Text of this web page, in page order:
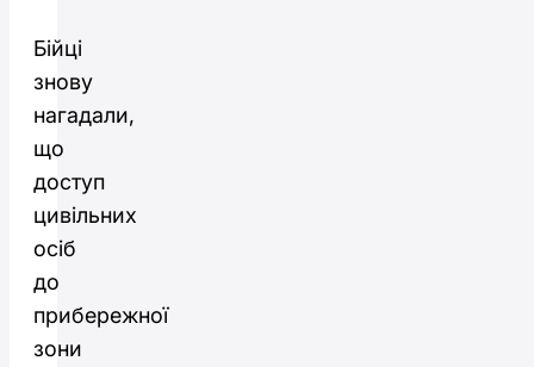
Бійці
знову
нагадали,
що
доступ
цивільних
осіб
до
прибережної
зони